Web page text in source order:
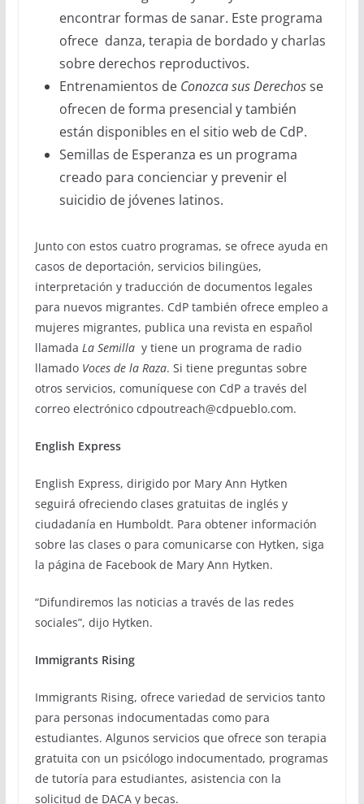
encontrar formas de sanar. Este programa
ofrece danza, terapia de bordado y charlas
sobre derechos reproductivos.
Entrenamientos de Conozca sus Derechosse
ofrecen de forma presencial y también
están disponibles en el sitio web de CdP.
Semillas de Esperanza es un programa
creado para concienciar y prevenir el
suicidio de jóvenes latinos.
Junto con estos cuatro programas, se ofrece ayuda en
casos de deportación, servicios bilingües,
interpretación y traducción de documentos legales
para nuevos migrantes. CdP también ofrece empleo a
mujeres migrantes, publica una revista en español
llamada La Semillay tiene un programa de radio
llamado Voces de la Raza. Si tiene preguntas sobre
otros servicios, comuníquese con CdP a través del
correo electrónico cdpoutreach@cdpueblo.com.
English Express
English Express, dirigido por Mary Ann Hytken
seguirá ofreciendo clases gratuitas de inglés y
ciudadanía en Humboldt. Para obtener información
sobre las clases o para comunicarse con Hytken, siga
la página de Facebook de Mary Ann Hytken.
“Difundiremos las noticias a través de las redes
sociales”, dijo Hytken.
Immigrants Rising
Immigrants Rising, ofrece variedad de servicios tanto
para personas indocumentadas como para
estudiantes. Algunos servicios que ofrece son terapia
gratuita con un psicólogo indocumentado, programas
de tutoría para estudiantes, asistencia con la
solicitud de DACA y becas.